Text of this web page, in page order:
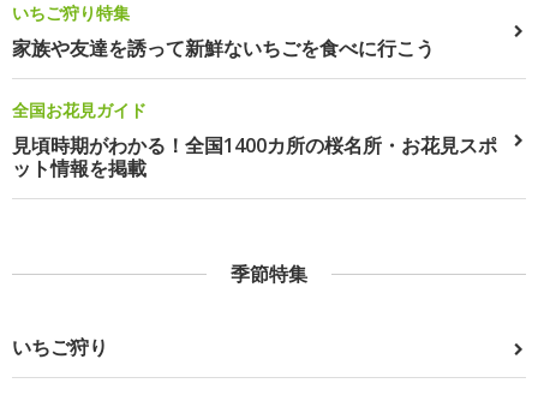
いちご狩り特集
家族や友達を誘って新鮮ないちごを食べに行こう
全国お花見ガイド
見頃時期がわかる！全国1400カ所の桜名所・お花見スポ
ット情報を掲載
季節特集
いちご狩り